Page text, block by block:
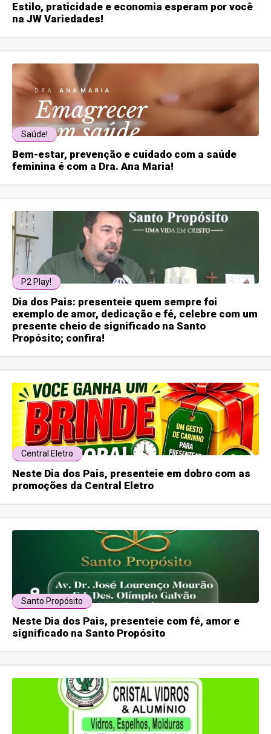
Estilo, praticidade e economia esperam por você
na JW Variedades!
Saúde!
Bem-estar, prevenção e cuidado com a saúde
feminina é com a Dra. Ana Maria!
P2 Play!
Dia dos Pais: presenteie quem sempre foi
exemplo de amor, dedicação e fé, celebre com um
presente cheio de significado na Santo
Propósito; confira!
Central Eletro
Neste Dia dos Pais, presenteie em dobro com as
promoções da Central Eletro
Santo Propósito
Neste Dia dos Pais, presenteie com fé, amor e
significado na Santo Propósito